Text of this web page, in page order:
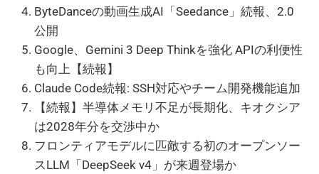
ByteDanceの動画生成AI「Seedance」続報、2.0
公開
Google、Gemini 3 Deep Thinkを強化 APIの利便性
も向上【続報】
Claude Code続報: SSH対応やチーム開発機能追加
【続報】半導体メモリ不足が長期化、キオクシア
は2028年分を交渉中か
フロンティアモデルに匹敵する初のオープンソー
スLLM「DeepSeek v4」が来週登場か